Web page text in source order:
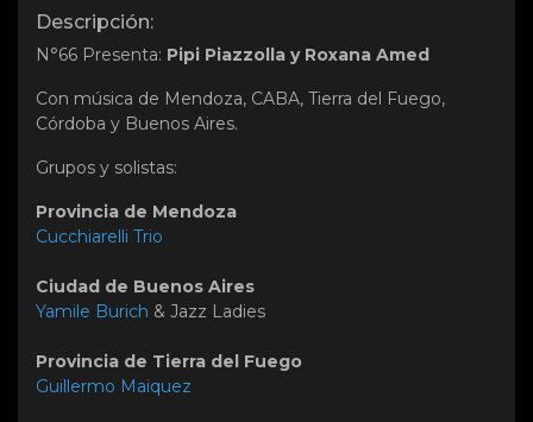
Descripción:
N°66 Presenta: Pipi Piazzolla y Roxana Amed
Con música de Mendoza, CABA, Tierra del Fuego,
Córdoba y Buenos Aires.
Grupos y solistas:
Provincia de Mendoza
Cucchiarelli Trio
Ciudad de Buenos Aires
Yamile Burich & Jazz Ladies
Provincia de Tierra del Fuego
Guillermo Maiquez